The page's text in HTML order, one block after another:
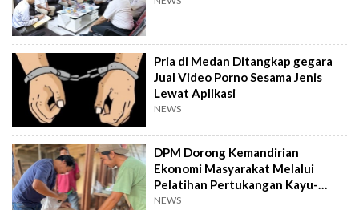
Pria di Medan Ditangkap gegara
Jual Video Porno Sesama Jenis
Lewat Aplikasi
NEWS
DPM Dorong Kemandirian
Ekonomi Masyarakat Melalui
Pelatihan Pertukangan Kayu-
Pelatihan UMKM
NEWS